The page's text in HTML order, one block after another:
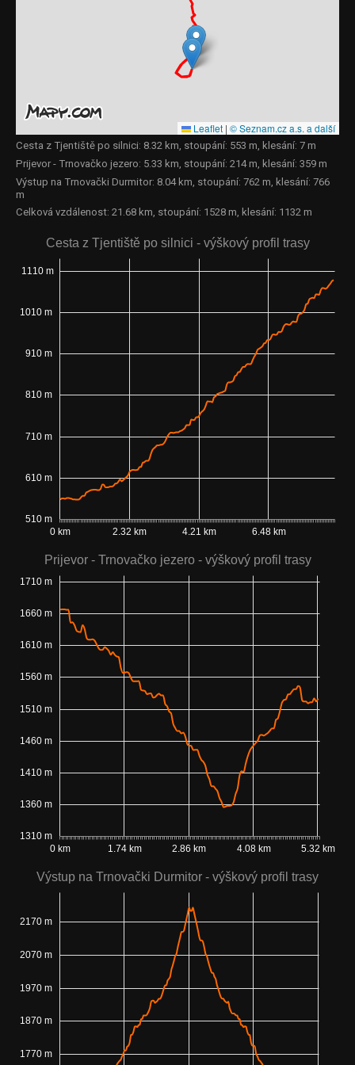
Leaflet | © Seznam.cz a.s. a další
Cesta z Tjentiště po silnici: 8.32 km, stoupání: 553 m, klesání: 7 m
Prijevor - Trnovačko jezero: 5.33 km, stoupání: 214 m, klesání: 359 m
Výstup na Trnovački Durmitor: 8.04 km, stoupání: 762 m, klesání: 766
m
Celková vzdálenost: 21.68 km, stoupání: 1528 m, klesání: 1132 m
0 km 2.32 km 4.21 km 6.48 km
510 m
610 m
710 m
810 m
910 m
1010 m
1110 m
Cesta z Tjentiště po silnici - výškový profil trasy
0 km 1.74 km 2.86 km 4.08 km 5.32 km
1310 m
1360 m
1410 m
1460 m
1510 m
1560 m
1610 m
1660 m
1710 m
Prijevor - Trnovačko jezero - výškový profil trasy
1770 m
1870 m
1970 m
2070 m
2170 m
Výstup na Trnovački Durmitor - výškový profil trasy